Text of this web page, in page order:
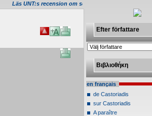
Läs UNT:s recension om senaste utställing på Galleri 1
Efter författare
Βιβλιοθήκη
en français
de Castoriadis
sur Castoriadis
A paraître